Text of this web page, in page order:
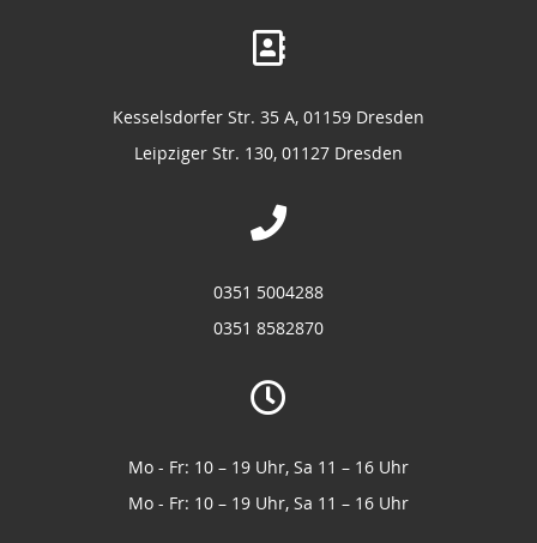
Kesselsdorfer Str. 35 A, 01159 Dresden
Leipziger Str. 130, 01127 Dresden
0351 5004288
0351 8582870
Mo - Fr: 10 – 19 Uhr, Sa 11 – 16 Uhr
Mo - Fr: 10 – 19 Uhr, Sa 11 – 16 Uhr